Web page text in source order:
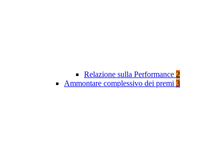
Relazione sulla Performance 2
Ammontare complessivo dei premi 3